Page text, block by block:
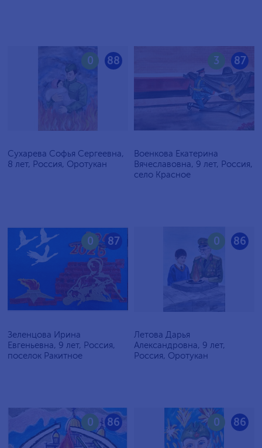
88
0
Сухарева Софья Сергеевна,
8 лет, Россия, Оротукан
87
3
Военкова Екатерина
Вячеславовна, 9 лет, Россия,
село Красное
87
0
Зеленцова Ирина
Евгеньевна, 9 лет, Россия,
поселок Ракитное
86
0
Летова Дарья
Александровна, 9 лет,
Россия, Оротукан
86
0 86
0